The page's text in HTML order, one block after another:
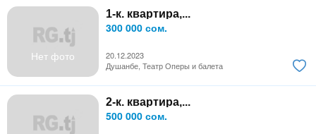
Нет фото
1-к. квартира,...
300 000 сом.
20.12.2023
Душанбе, Театр Оперы и балета
2-к. квартира,...
500 000 сом.